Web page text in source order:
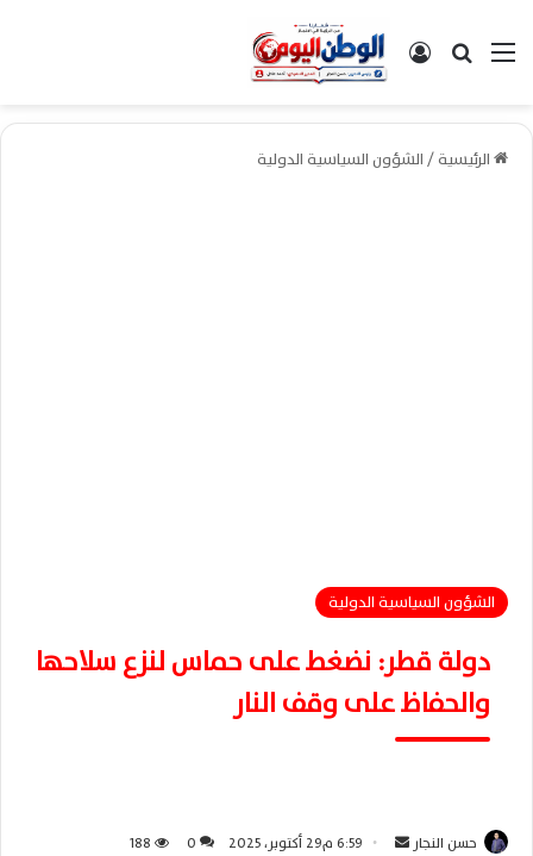
القائمةبحث عن تسجيل الدخول
الرئيسية/الشؤون السياسية الدولية
الشؤون السياسية الدولية
دولة قطر: نضغط على حماس لنزع سلاحها
والحفاظ على وقف النار
حسن النجار 6:59 م29 أكتوبر، 2025 0
188